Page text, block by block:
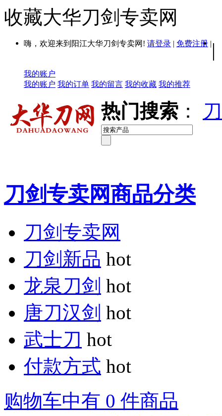
收藏大华刀剑专卖网
嗨，欢迎来到阳江大华刀剑专卖网! 请登录 | 免费注册 | |
我的账户
我的账户 我的订单 我的留言 我的收藏 我的推荐
热门搜索 ：
刀剑专卖网商品分类
刀剑专卖网
刀剑新品 hot
龙泉刀剑 hot
唐刀汉剑 hot
武士刀 hot
付款方式 hot
购物车中有 0 件商品